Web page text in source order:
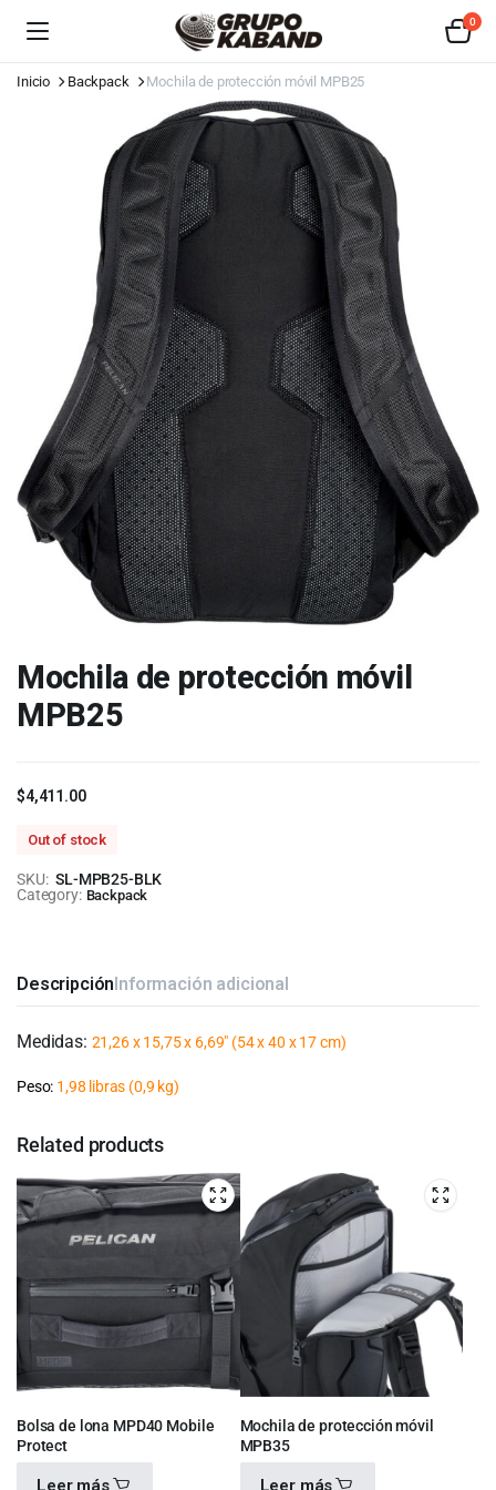
0
Inicio Backpack Mochila de protección móvil MPB25
Mochila de protección móvil
MPB25
$4,411.00
Out of stock
SKU: SL-MPB25-BLK
Category: Backpack
Descripción Información adicional
Medidas: 21,26 x 15,75 x 6,69″ (54 x 40 x 17 cm)
Peso: 1,98 libras (0,9 kg)
Related products
Bolsa de lona MPD40 Mobile
Protect
Leer más
Mochila de protección móvil
MPB35
Leer más